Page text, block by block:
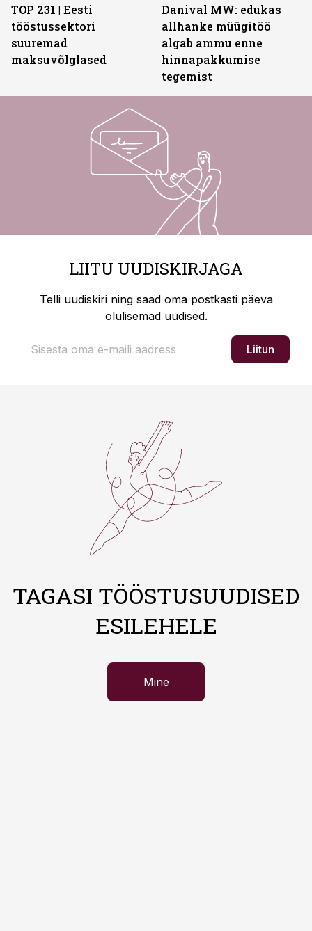
TOP 231 | Eesti
tööstussektori
suuremad
maksuvõlglased
Danival MW: edukas
allhanke müügitöö
algab ammu enne
hinnapakkumise
tegemist
LIITU UUDISKIRJAGA
Telli uudiskiri ning saad oma postkasti päeva
olulisemad uudised.
Liitun
TAGASI TÖÖSTUSUUDISED
ESILEHELE
Mine